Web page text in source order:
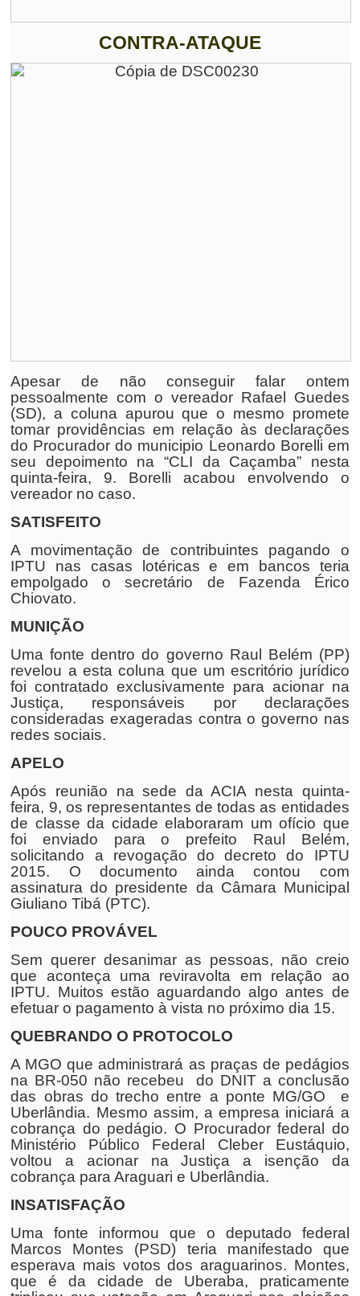
CONTRA-ATAQUE
Apesar de não conseguir falar ontem
pessoalmente com o vereador Rafael Guedes
(SD), a coluna apurou que o mesmo promete
tomar providências em relação às declarações
do Procurador do municipio Leonardo Borelli em
seu depoimento na “CLI da Caçamba” nesta
quinta-feira, 9. Borelli acabou envolvendo o
vereador no caso.
SATISFEITO
A movimentação de contribuintes pagando o
IPTU nas casas lotéricas e em bancos teria
empolgado o secretário de Fazenda Érico
Chiovato.
MUNIÇÃO
Uma fonte dentro do governo Raul Belém (PP)
revelou a esta coluna que um escritório jurídico
foi contratado exclusivamente para acionar na
Justiça, responsáveis por declarações
consideradas exageradas contra o governo nas
redes sociais.
APELO
Após reunião na sede da ACIA nesta quinta-
feira, 9, os representantes de todas as entidades
de classe da cidade elaboraram um ofício que
foi enviado para o prefeito Raul Belém,
solicitando a revogação do decreto do IPTU
2015. O documento ainda contou com
assinatura do presidente da Câmara Municipal
Giuliano Tibá (PTC).
POUCO PROVÁVEL
Sem querer desanimar as pessoas, não creio
que aconteça uma reviravolta em relação ao
IPTU. Muitos estão aguardando algo antes de
efetuar o pagamento à vista no próximo dia 15.
QUEBRANDO O PROTOCOLO
A MGO que administrará as praças de pedágios
na BR-050 não recebeu do DNIT a conclusão
das obras do trecho entre a ponte MG/GO e
Uberlândia. Mesmo assim, a empresa iniciará a
cobrança do pedágio. O Procurador federal do
Ministério Público Federal Cleber Eustáquio,
voltou a acionar na Justiça a isenção da
cobrança para Araguari e Uberlândia.
INSATISFAÇÃO
Uma fonte informou que o deputado federal
Marcos Montes (PSD) teria manifestado que
esperava mais votos dos araguarinos. Montes,
que é da cidade de Uberaba, praticamente